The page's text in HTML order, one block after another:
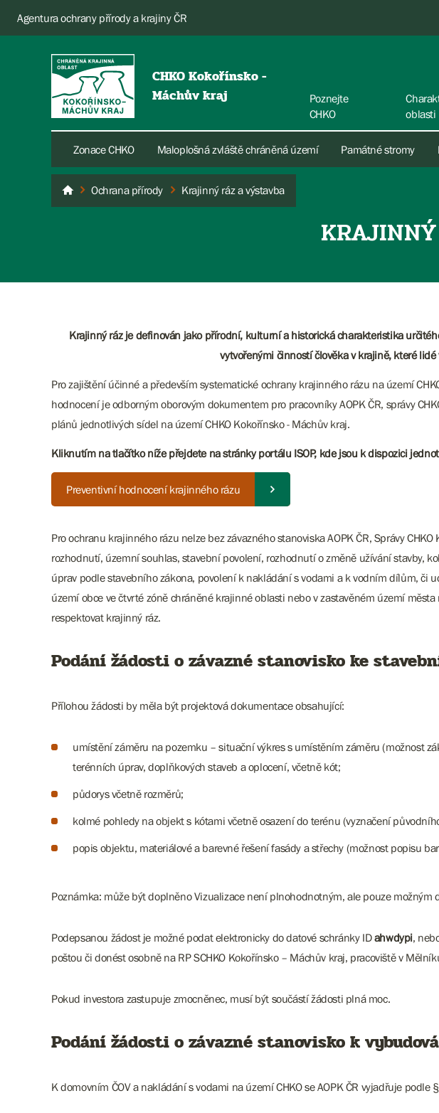
Agentura ochrany přírody a krajiny ČR
CHKO Kokořínsko -
Máchův kraj
Poznejte
CHKO
oblasti
Zonace CHKO Maloplošná zvláště chráněná území Památné stromy
Kokořínsko - Máchův kraj
Ochrana přírody Krajinný ráz a výstavba
Krajinný ráz je definován jako přírodní, kulturní a historická charakteristika
vytvořenými činností člověka v krajině, které
Pro zajištění účinné a především systematické ochrany krajinného rázu na území
hodnocení je odborným oborovým dokumentem pro pracovníky AOPK ČR, správy
plánů jednotlivých sídel na území CHKO Kokořínsko - Máchův kraj.
Kliknutím na tlačítko níže přejdete na stránky portálu ISOP, kde jsou k dispozici
Preventivní hodnocení krajinného rázu
Pro ochranu krajinného rázu nelze bez závazného stanoviska AOPK ČR, Správy
rozhodnutí, územní souhlas, stavební povolení, rozhodnutí o změně užívání stavby,
úprav podle stavebního zákona, povolení k nakládání s vodami a k vodním dílům, či
území obce ve čtvrté zóně chráněné krajinné oblasti nebo v zastavěném území
respektovat krajinný ráz.
Podání žádosti o závazné stanovisko ke
​​​​​​Přílohou žádosti by měla být projektová dokumentace obsahující:
umístění záměru na pozemku – situační výkres s umístěním záměru (možnost
terénních úprav, doplňkových staveb a oplocení, včetně kót;
půdorys včetně rozměrů;
kolmé pohledy na objekt s kótami včetně osazení do terénu (vyznačení
popis objektu, materiálové a barevné řešení fasády a střechy (možnost popisu
​​​​​​Poznámka: může být doplněno Vizualizace není plnohodnotným, ale pouze
Podepsanou žádost je možné podat elektronicky do datové schránky IDahwdypi,
poštou či donést osobně na RP SCHKO Kokořínsko – Máchův kraj, pracoviště v
Pokud investora zastupuje zmocněnec, musí být součástí žádosti plná moc.
Podání žádosti o závazné stanovisko k
K domovním ČOV a nakládání s vodami na území CHKO se AOPK ČR vyjadřuje